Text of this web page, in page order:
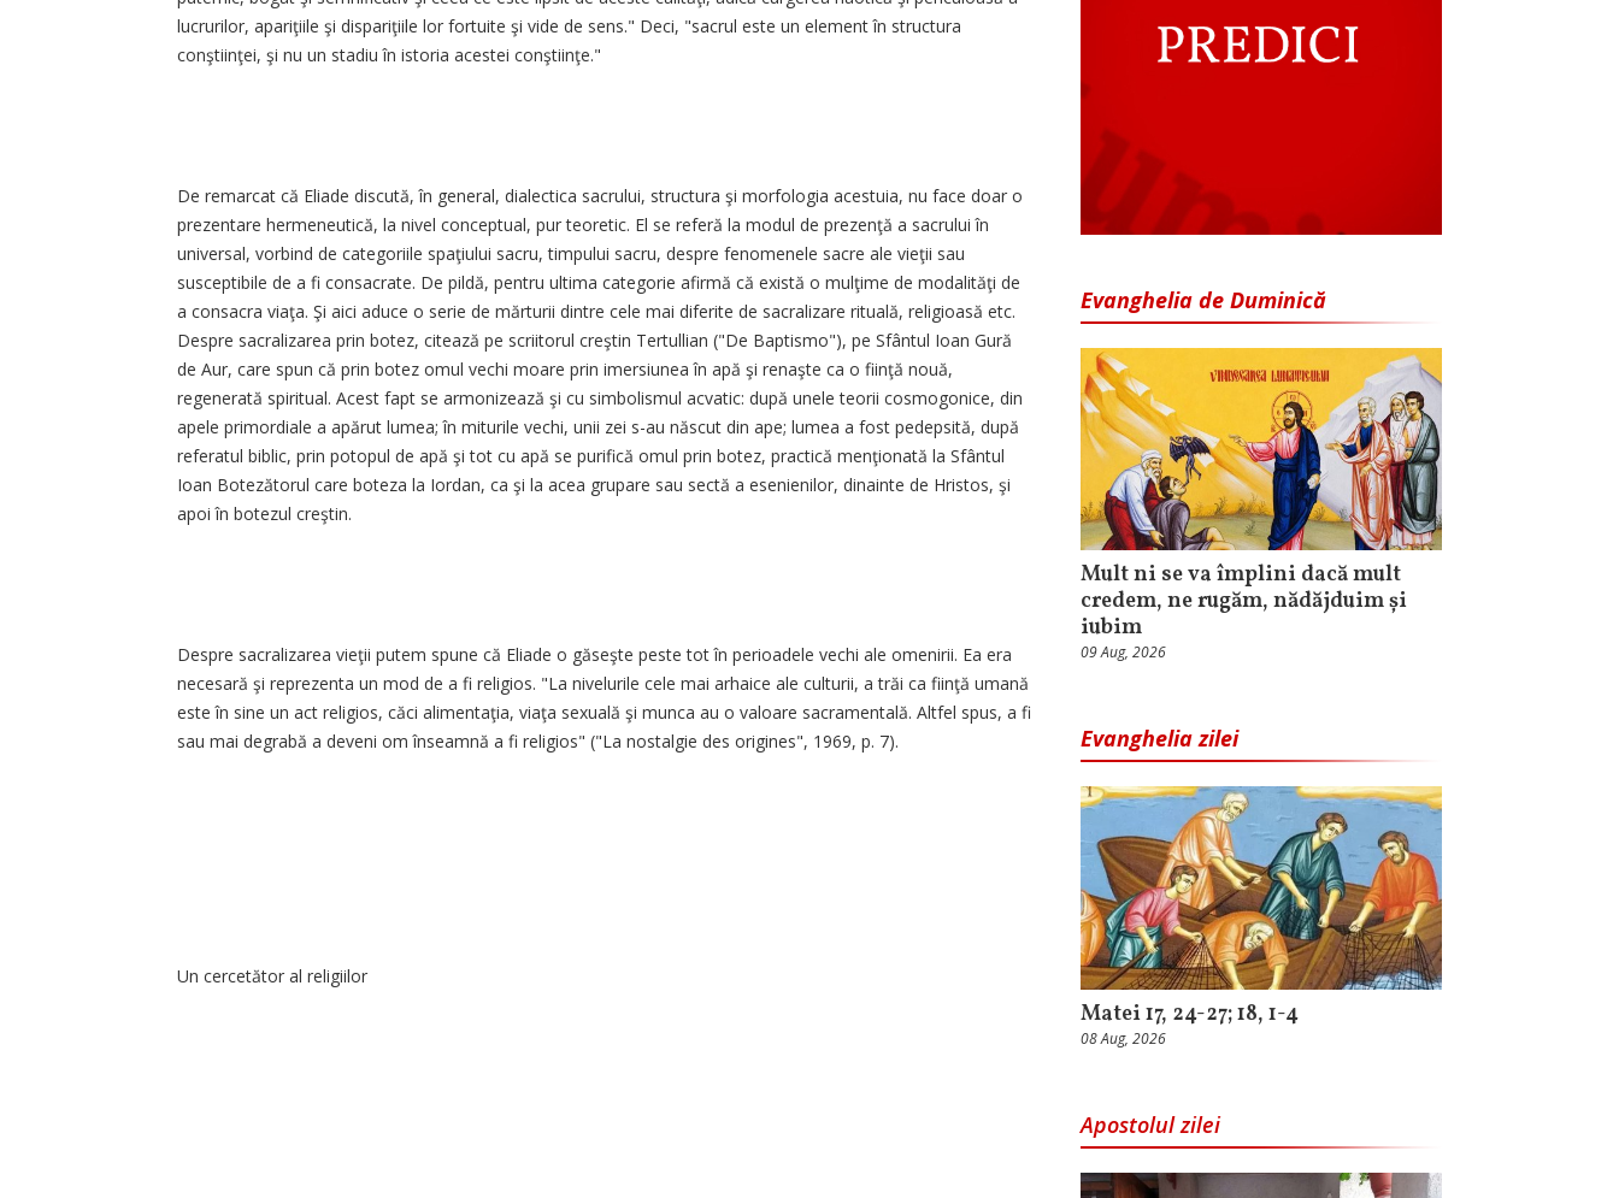
lucrurilor, apariţiile şi dispariţiile lor fortuite şi vide de sens." Deci, "sacrul este un element în structura
conştiinţei, şi nu un stadiu în istoria acestei conştiinţe."
De remarcat că Eliade discută, în general, dialectica sacrului, structura şi morfologia acestuia, nu face doar o
prezentare hermeneutică, la nivel conceptual, pur teoretic. El se referă la modul de prezenţă a sacrului în
universal, vorbind de categoriile spaţiului sacru, timpului sacru, despre fenomenele sacre ale vieţii sau
susceptibile de a fi consacrate. De pildă, pentru ultima categorie afirmă că există o mulţime de modalităţi de
a consacra viaţa. Şi aici aduce o serie de mărturii dintre cele mai diferite de sacralizare rituală, religioasă etc.
Despre sacralizarea prin botez, citează pe scriitorul creştin Tertullian ("De Baptismo"), pe Sfântul Ioan Gură
de Aur, care spun că prin botez omul vechi moare prin imersiunea în apă şi renaşte ca o fiinţă nouă,
regenerată spiritual. Acest fapt se armonizează şi cu simbolismul acvatic: după unele teorii cosmogonice, din
apele primordiale a apărut lumea; în miturile vechi, unii zei s-au născut din ape; lumea a fost pedepsită, după
referatul biblic, prin potopul de apă şi tot cu apă se purifică omul prin botez, practică menţionată la Sfântul
Ioan Botezătorul care boteza la Iordan, ca şi la acea grupare sau sectă a esenienilor, dinainte de Hristos, şi
apoi în botezul creştin.
Despre sacralizarea vieţii putem spune că Eliade o găseşte peste tot în perioadele vechi ale omenirii. Ea era
necesară şi reprezenta un mod de a fi religios. "La nivelurile cele mai arhaice ale culturii, a trăi ca fiinţă umană
este în sine un act religios, căci alimentaţia, viaţa sexuală şi munca au o valoare sacramentală. Altfel spus, a fi
sau mai degrabă a deveni om înseamnă a fi religios" ("La nostalgie des origines", 1969, p. 7).
Un cercetător al religiilor
Evanghelia de Duminică
Mult ni se va împlini dacă mult
credem, ne rugăm, nădăjduim și
iubim
09 Aug, 2026
Evanghelia zilei
Matei 17, 24-27; 18, 1-4
08 Aug, 2026
Apostolul zilei